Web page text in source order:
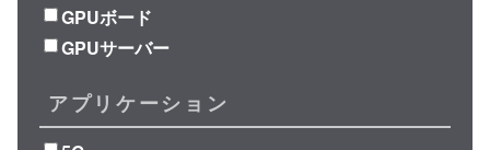
GPUボード
GPUサーバー
アプリケーション